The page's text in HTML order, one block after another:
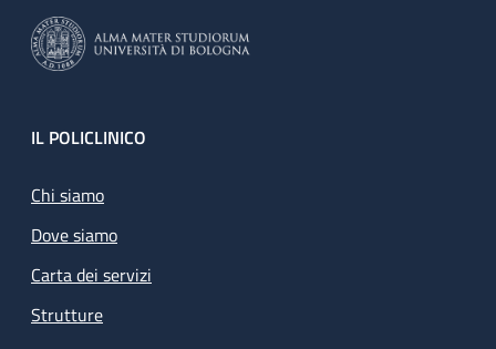
Footer
IL POLICLINICO
Chi siamo
Dove siamo
Carta dei servizi
Strutture